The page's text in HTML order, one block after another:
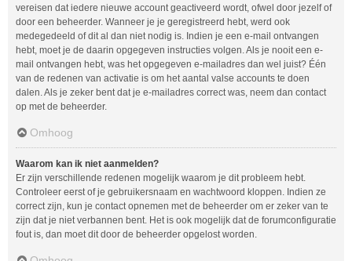
vereisen dat iedere nieuwe account geactiveerd wordt, ofwel door jezelf of
door een beheerder. Wanneer je je geregistreerd hebt, werd ook
medegedeeld of dit al dan niet nodig is. Indien je een e-mail ontvangen
hebt, moet je de daarin opgegeven instructies volgen. Als je nooit een e-
mail ontvangen hebt, was het opgegeven e-mailadres dan wel juist? Één
van de redenen van activatie is om het aantal valse accounts te doen
dalen. Als je zeker bent dat je e-mailadres correct was, neem dan contact
op met de beheerder.
Omhoog
Waarom kan ik niet aanmelden?
Er zijn verschillende redenen mogelijk waarom je dit probleem hebt.
Controleer eerst of je gebruikersnaam en wachtwoord kloppen. Indien ze
correct zijn, kun je contact opnemen met de beheerder om er zeker van te
zijn dat je niet verbannen bent. Het is ook mogelijk dat de forumconfiguratie
fout is, dan moet dit door de beheerder opgelost worden.